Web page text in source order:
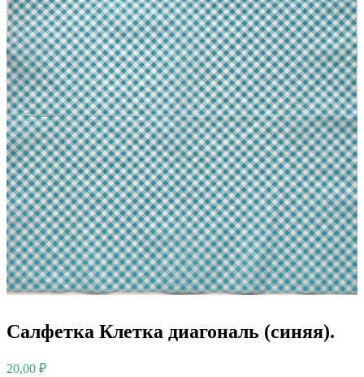
Салфетка Клетка диагональ (синяя).
20,00 ₽